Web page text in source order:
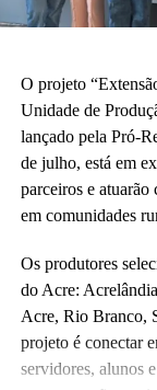
O projeto
Unidade de
lançado pela Pró-
de julho, está em
parceiros e
em comunidades
Os produtores
do Acre:
Acre, Rio Branco,
projeto é conectar
servidores, alunos